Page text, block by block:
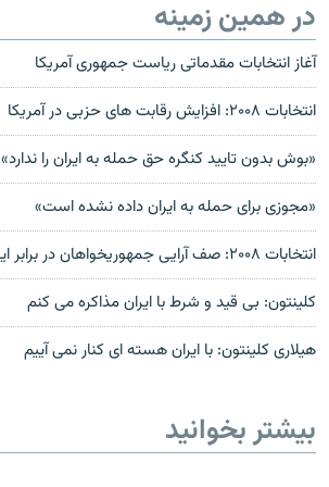
در همین زمینه
آغاز انتخابات مقدماتی ریاست جمهوری آمریکا
انتخابات ۲۰۰۸: افزایش رقابت های حزبی در آمریکا
«بوش بدون تاييد کنگره حق حمله به ايران را ندارد»
«مجوزی برای حمله به ايران داده نشده است»
انتخابات ۲۰۰۸: صف آرايی جمهوريخواهان در برابر ايران
کلینتون: بی قید و شرط با ایران مذاکره می کنم
هیلاری کلينتون: با ايران هسته ای کنار نمی آییم
بیشتر بخوانید